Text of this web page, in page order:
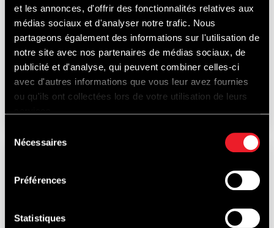
et les annonces, d'offrir des fonctionnalités relatives aux
médias sociaux et d'analyser notre trafic. Nous
partageons également des informations sur l'utilisation de
notre site avec nos partenaires de médias sociaux, de
publicité et d'analyse, qui peuvent combiner celles-ci
avec d'autres informations que vous leur avez fournies
ou qu'ils ont collectées lors de votre utilisation de leurs
Nécessaires
Préférences
Statistiques
BIKERS' FESTIVAL
15-162026